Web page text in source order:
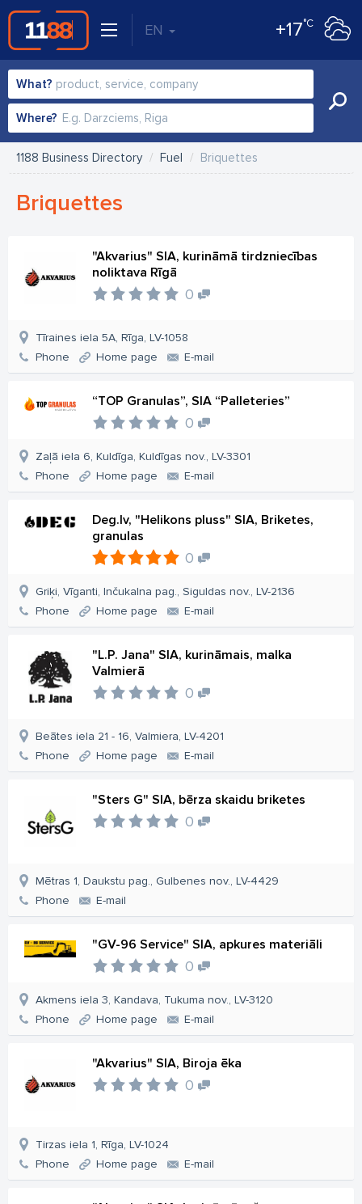
EN +17°C
What?
Where?
1188 Business Directory Fuel Briquettes
Briquettes
"Akvarius" SIA, kurināmā tirdzniecības
noliktava Rīgā
0
Tīraines iela 5A, Rīga, LV-1058
Phone
Home page E-mail
“TOP Granulas”, SIA “Palleteries”
0
Zaļā iela 6, Kuldīga, Kuldīgas nov., LV-3301
Phone
Home page E-mail
Deg.lv, "Helikons pluss" SIA, Briketes,
granulas
0
Griķi, Vīganti, Inčukalna pag., Siguldas nov., LV-2136
Phone
Home page E-mail
"L.P. Jana" SIA, kurināmais, malka
Valmierā
0
Beātes iela 21 - 16, Valmiera, LV-4201
Phone
Home page E-mail
"Sters G" SIA, bērza skaidu briketes
0
Mētras 1, Daukstu pag., Gulbenes nov., LV-4429
Phone
E-mail
"GV-96 Service" SIA, apkures materiāli
0
Akmens iela 3, Kandava, Tukuma nov., LV-3120
Phone
Home page E-mail
"Akvarius" SIA, Biroja ēka
0
Tirzas iela 1, Rīga, LV-1024
Phone
Home page E-mail